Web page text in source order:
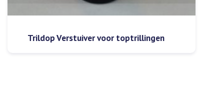
Trildop Verstuiver voor toptrillingen